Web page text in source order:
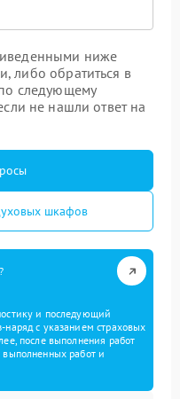
ниже
либо обратиться в
следующему
не нашли ответ на
шкафов
и последующий
наряд с указанием страховых
после выполнения работ
работ и